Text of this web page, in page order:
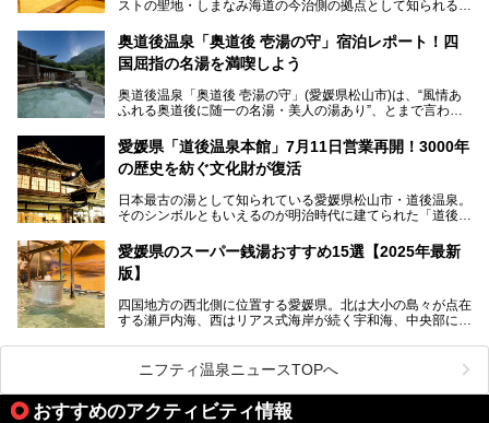
ストの聖地・しまなみ海道の今治側の拠点として知られる人
ばれていて、自転車ロッカーや工具、給水サービスなど、旅
人に嬉しい工夫がたっぷり。お風呂は内湯から半露天、サウ
ナまで種類豊富で広々空間。泉質も温度もバリエーション豊
ポイントについて厳選してお届けします。読めばきっと、行
きたくなること間違いなし！
奥道後温泉「奥道後 壱湯の守」宿泊レポート！四
国屈指の名湯を満喫しよう
奥道後温泉「奥道後 壱湯の守」(愛媛県松山市)は、“風情あ
ふれる奥道後に随一の名湯・美人の湯あり”、とまで言われ
露天風呂。日々の生活から隔離された非日常感を味わえま
す。
ト。今回はニフティ温泉ライターである筆者自ら宿泊し、名
物の大露天風呂「翠明の湯」の全浴槽をご紹介。また、パブ
その魅力をご紹介します！
愛媛県「道後温泉本館」7月11日営業再開！3000年
の歴史を紡ぐ文化財が復活
日本最古の湯として知られている愛媛県松山市・道後温泉。
そのシンボルともいえるのが明治時代に建てられた「道後温
いた保存修理工事が終わり、いよいよ2024年7月11日から
全館営業再開となります。
愛媛県のスーパー銭湯おすすめ15選【2025年最新
版】
四国地方の西北側に位置する愛媛県。北は大小の島々が点在
する瀬戸内海、西はリアス式海岸が続く宇和海、中央部には
な自然と、温暖な気候が魅力の県です。
日本最古の温泉といわれる道後温泉を筆頭に、多くの温泉が
ある愛媛県は、スーパー銭湯も豊富です。中には、中四国地
方を代表する人気の施設も。今回は、愛媛県の誇るスーパー
銭湯をピックアップしました。
ニフティ温泉ニュースTOPへ
おすすめのアクティビティ情報